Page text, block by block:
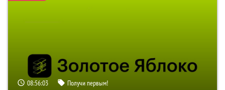
08:56:02 Получи первым!